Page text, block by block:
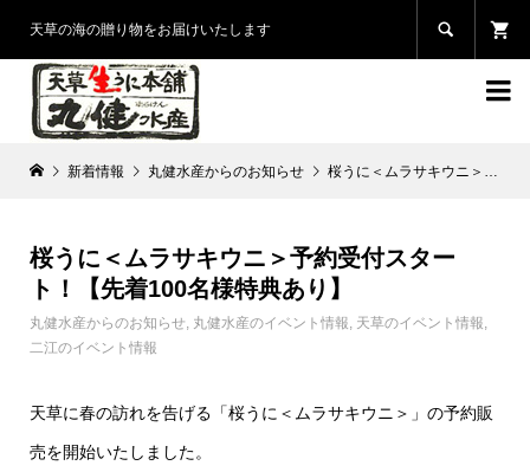
天草の海の贈り物をお届けいたします 

新着情報 丸健水産からのお知らせ 桜うに＜ムラサキウニ＞予約受付スタート！【先着100名様特典あり】
桜うに＜ムラサキウニ＞予約受付スター
ト！【先着100名様特典あり】
丸健水産からのお知らせ, 丸健水産のイベント情報, 天草のイベント情報,
二江のイベント情報
天草に春の訪れを告げる「桜うに＜ムラサキウニ＞」の予約販
売を開始いたしました。